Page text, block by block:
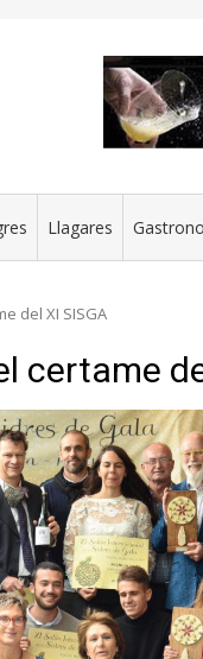
Llagares
del XI SISGA
certame